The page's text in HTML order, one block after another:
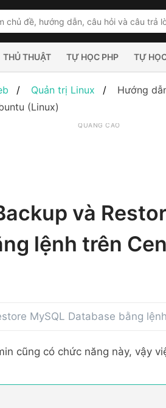
THỦ THUẬT TỰ HỌC PHP TỰ
Quản trị Linux
Hướng
(Linux)
QUẢNG CÁO
và
lệnh trên
MySQL Database bằng
cũng có chức năng này, vậy